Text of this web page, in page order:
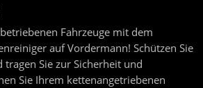
Fahrzeuge mit dem
auf Vordermann! Schützen Sie
Sie zur Sicherheit und
Sie Ihrem kettenangetriebenen